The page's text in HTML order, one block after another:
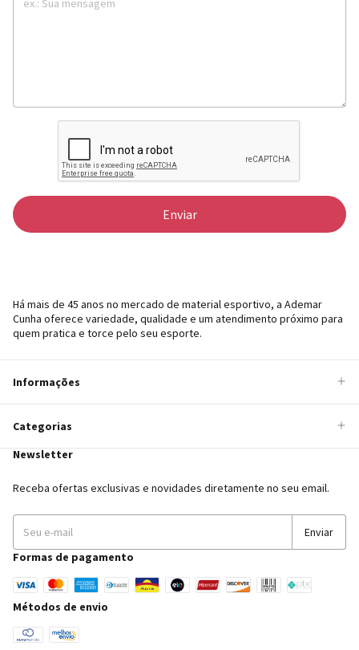
Enviar
Há mais de 45 anos no mercado de material esportivo, a Ademar
Cunha oferece variedade, qualidade e um atendimento próximo para
quem pratica e torce pelo seu esporte.
Informações
Categorias
Newsletter
Receba ofertas exclusivas e novidades diretamente no seu email.
Formas de pagamento
Métodos de envio